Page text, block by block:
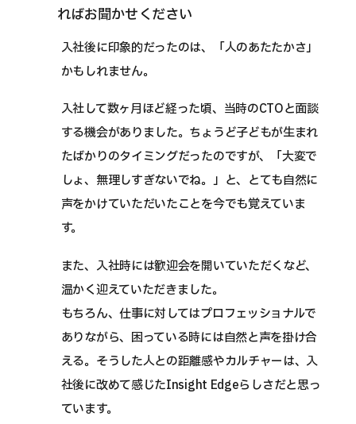
ればお聞かせください
入社後に印象的だったのは、「人のあたたかさ」
かもしれません。
入社して数ヶ月ほど経った頃、当時のCTOと面談
する機会がありました。ちょうど子どもが生まれ
たばかりのタイミングだったのですが、「大変で
しょ、無理しすぎないでね。」と、とても自然に
声をかけていただいたことを今でも覚えていま
す。
また、入社時には歓迎会を開いていただくなど、
温かく迎えていただきました。
もちろん、仕事に対してはプロフェッショナルで
ありながら、困っている時には自然と声を掛け合
える。そうした人との距離感やカルチャーは、入
社後に改めて感じたInsight Edgeらしさだと思っ
ています。